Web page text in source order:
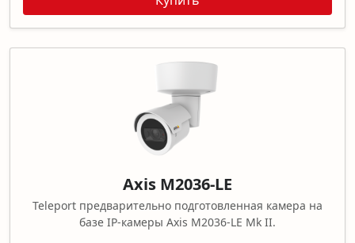
Axis M2036-LE
Teleport предварительно подготовленная камера на
базе IP-камеры Axis M2036-LE Mk II.